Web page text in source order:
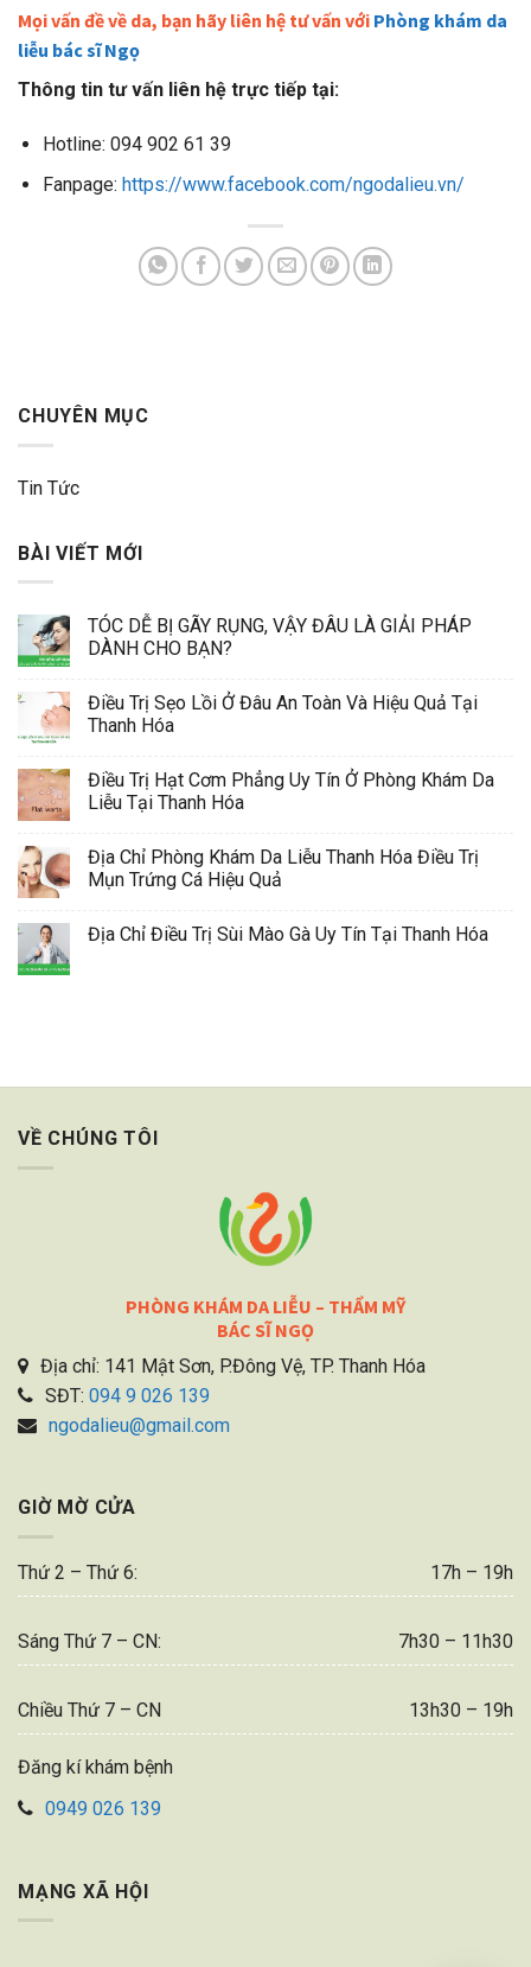
Mọi vấn đề về da, bạn hãy liên hệ tư vấn với Phòng khám da
liễu bác sĩ Ngọ
Thông tin tư vấn liên hệ trực tiếp tại:
Hotline: 094 902 61 39
Fanpage: https://www.facebook.com/ngodalieu.vn/
CHUYÊN MỤC
Tin Tức
BÀI VIẾT MỚI
TÓC DỄ BỊ GÃY RỤNG, VẬY ĐÂU LÀ GIẢI PHÁP
DÀNH CHO BẠN?
Điều Trị Sẹo Lồi Ở Đâu An Toàn Và Hiệu Quả Tại
Thanh Hóa
Điều Trị Hạt Cơm Phẳng Uy Tín Ở Phòng Khám Da
Liễu Tại Thanh Hóa
Địa Chỉ Phòng Khám Da Liễu Thanh Hóa Điều Trị
Mụn Trứng Cá Hiệu Quả
Địa Chỉ Điều Trị Sùi Mào Gà Uy Tín Tại Thanh Hóa
VỀ CHÚNG TÔI
PHÒNG KHÁM DA LIỄU – THẨM MỸ
BÁC SĨ NGỌ
Địa chỉ: 141 Mật Sơn, P.Đông Vệ, TP. Thanh Hóa
SĐT: 094 9 026 139
ngodalieu@gmail.com
GIỜ MỜ CỬA
Thứ 2 – Thứ 6: 17h – 19h
Sáng Thứ 7 – CN: 7h30 – 11h30
Chiều Thứ 7 – CN 13h30 – 19h
Đăng kí khám bệnh
0949 026 139
MẠNG XÃ HỘI